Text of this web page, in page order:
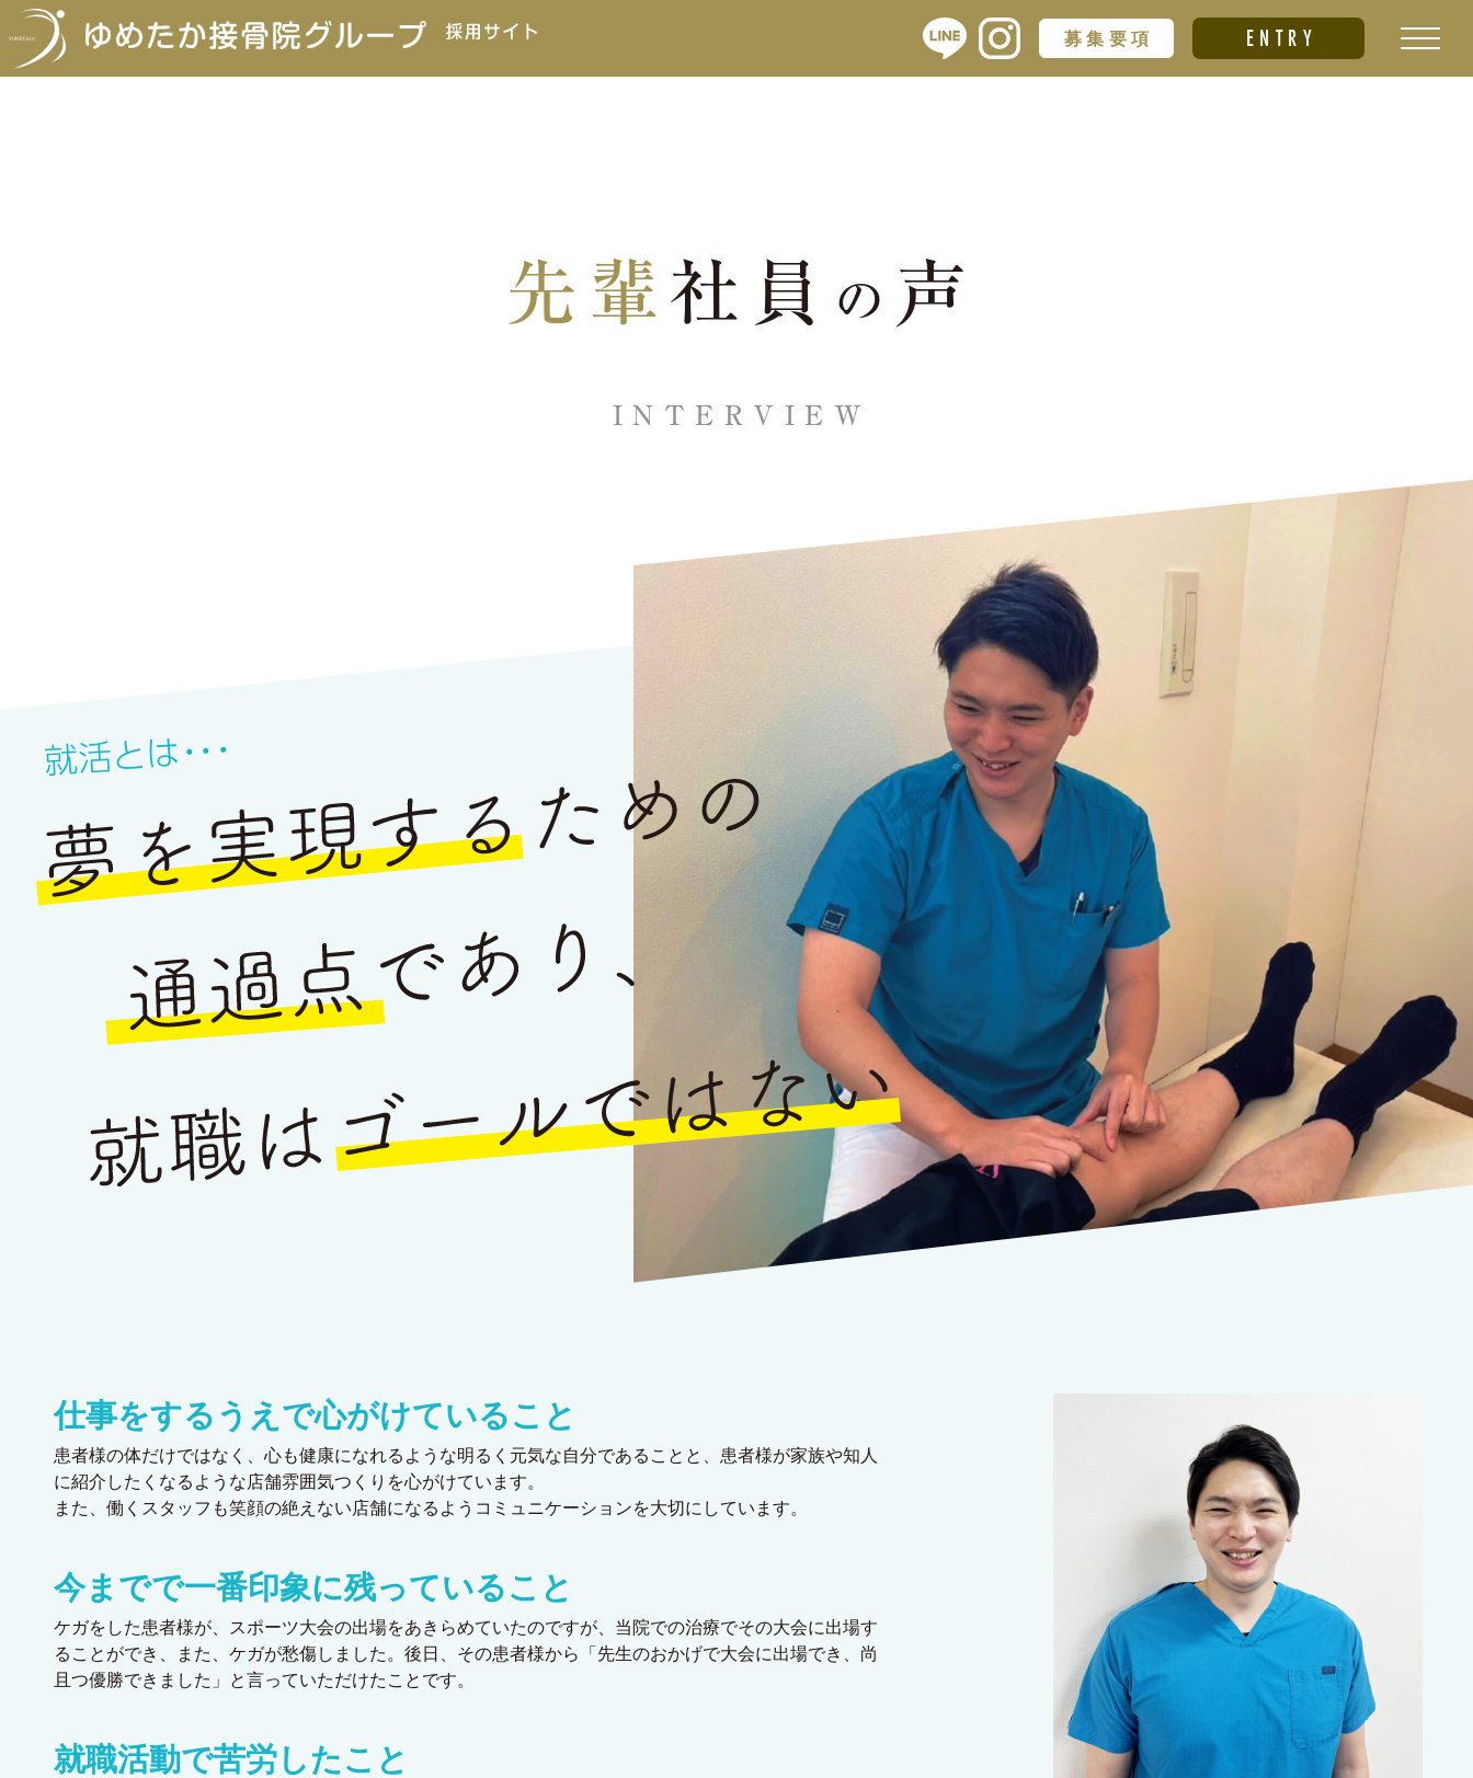
募集要項 ENTRY
先輩 社員 の 声
INTERVIEW
就活とは・・・
仕事をするうえで心がけていること
患者様の体だけではなく、心も健康になれるような明るく元気な自分であることと、患者様が家族や知人
に紹介したくなるような店舗雰囲気つくりを心がけています。
また、働くスタッフも笑顔の絶えない店舗になるようコミュニケーションを大切にしています。
今までで一番印象に残っていること
ケガをした患者様が、スポーツ大会の出場をあきらめていたのですが、当院での治療でその大会に出場す
ることができ、また、ケガが愁傷しました。後日、その患者様から「先生のおかげで大会に出場でき、尚
且つ優勝できました」と言っていただけたことです。
就職活動で苦労したこと